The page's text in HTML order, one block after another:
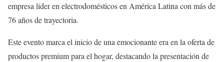
empresa líder en electrodomésticos en América Latina con más de
76 años de trayectoria.
Este evento marca el inicio de una emocionante era en la oferta de
productos premium para el hogar, destacando la presentación de